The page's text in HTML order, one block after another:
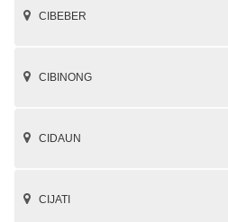
CIBEBER
CIBINONG
CIDAUN
CIJATI